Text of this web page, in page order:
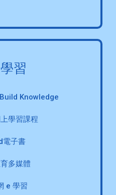
習
Knowledge
學習課程
電子書
多媒體
e 學習